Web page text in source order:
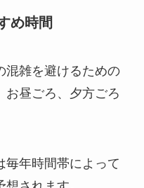
め時間
混雑を避けるための
お昼ごろ、夕方ごろ
毎年時間帯によって